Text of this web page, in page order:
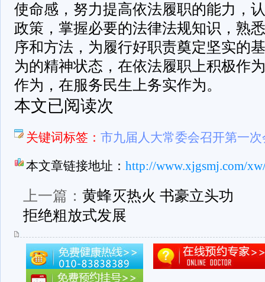
使命感，努力提高依法履职的能力，
政策，掌握必要的法律法规知识，熟
序和方法，为履行好职责奠定坚实的
为的精神状态，在依法履职上积极作
作为，在服务民生上务实作为。
本文已阅读次
关键词标签： 市九届人大常委会召开第一次
本文章链接地址： http://www.xjgsmj.com/
上一篇： 黄蜂灭热火 书豪立头功
拒绝粗放式发展